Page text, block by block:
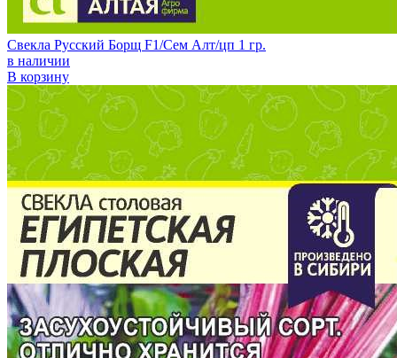
Свекла Русский Борщ F1/Сем Алт/цп 1 гр.
в наличии
В корзину